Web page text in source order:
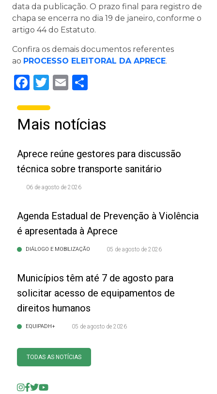
data da publicação. O prazo final para registro de
chapa se encerra no dia 19 de janeiro, conforme o
artigo 44 do Estatuto.
Confira os demais documentos referentes
ao PROCESSO ELEITORAL DA APRECE.
Facebook
Twitter
Email
Mais notícias
Aprece reúne gestores para discussão
técnica sobre transporte sanitário
06 de agosto de 2026
Agenda Estadual de Prevenção à Violência
é apresentada à Aprece
DIÁLOGO E MOBILIZAÇÃO 05 de agosto de 2026
Municípios têm até 7 de agosto para
solicitar acesso de equipamentos de
direitos humanos
EQUIPADH+ 05 de agosto de 2026
TODAS AS NOTÍCIAS